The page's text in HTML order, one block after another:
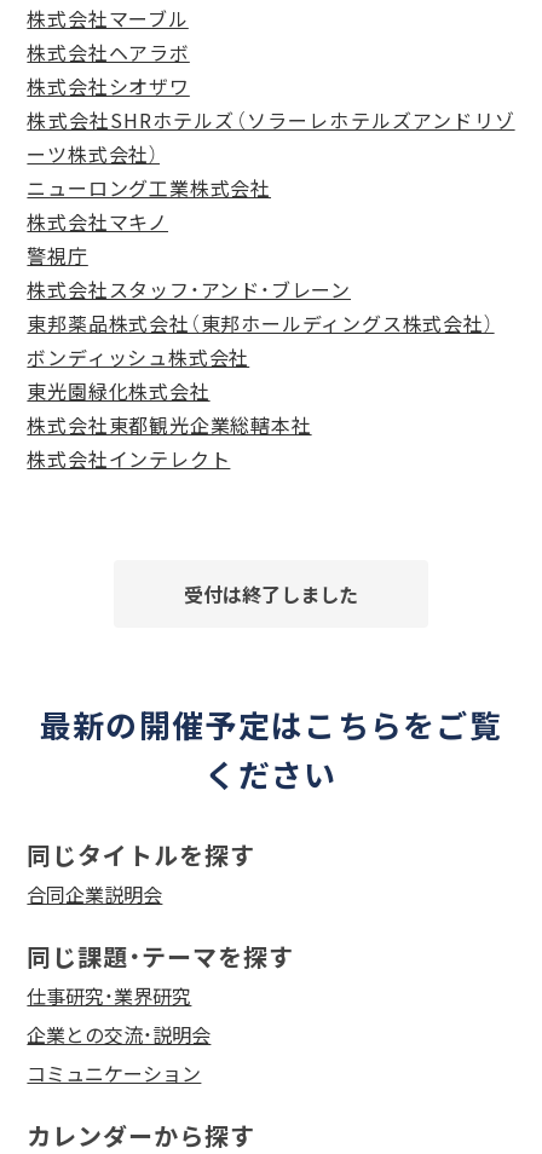
株式会社マーブル
株式会社ヘアラボ
株式会社シオザワ
株式会社SHRホテルズ（ソラーレホテルズアンドリゾ
ーツ株式会社）
ニューロング工業株式会社
株式会社マキノ
警視庁
株式会社スタッフ・アンド・ブレーン
東邦薬品株式会社（東邦ホールディングス株式会社）
ボンディッシュ株式会社
東光園緑化株式会社
株式会社東都観光企業総轄本社
株式会社インテレクト
受付は終了しました
最新の開催予定はこちらをご覧
ください
同じタイトルを探す
合同企業説明会
同じ課題・テーマを探す
仕事研究・業界研究
企業との交流・説明会
コミュニケーション
カレンダーから探す